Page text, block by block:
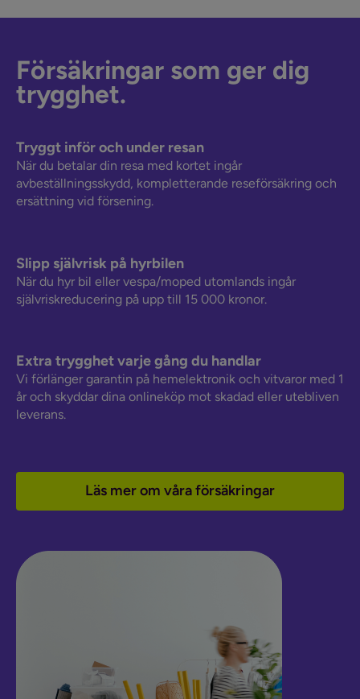
Försäkringar som ger dig
trygghet.
Tryggt inför och under resan
När du betalar din resa med kortet ingår
avbeställningsskydd, kompletterande reseförsäkring och
ersättning vid försening.
Slipp självrisk på hyrbilen
När du hyr bil eller vespa/moped utomlands ingår
självriskreducering på upp till 15 000 kronor.
Extra trygghet varje gång du handlar
Vi förlänger garantin på hemelektronik och vitvaror med 1
år och skyddar dina onlineköp mot skadad eller utebliven
leverans.
Läs mer om våra försäkringar